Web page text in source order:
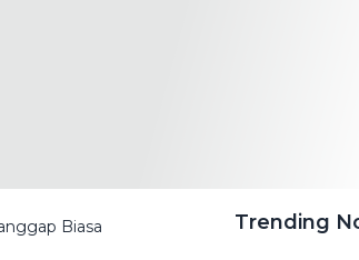
Biasa Trending